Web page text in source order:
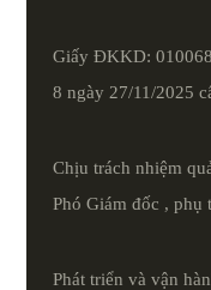
Giấy ĐKKD:
8 ngày 27/11/2025
Chịu trách nhiệm
Phó Giám đốc , phụ
Phát triển và vận